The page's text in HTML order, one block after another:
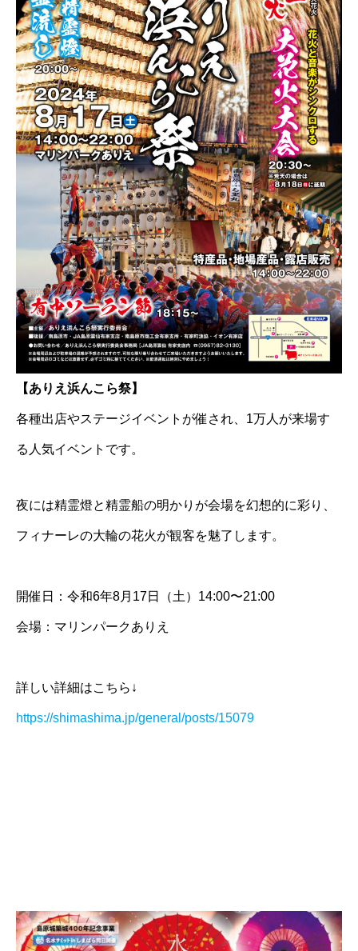
【ありえ浜んこら祭】
各種出店やステージイベントが催され、1万人が来場す
る人気イベントです。
夜には精霊燈と精霊船の明かりが会場を幻想的に彩り、
フィナーレの大輪の花火が観客を魅了します。
開催日：令和6年8月17日（土）14:00〜21:00
会場：マリンパークありえ
詳しい詳細はこちら↓
https://shimashima.jp/general/posts/15079